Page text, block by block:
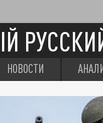
НОВОСТИ